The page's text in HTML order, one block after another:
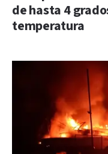
de hasta 4
temperatura